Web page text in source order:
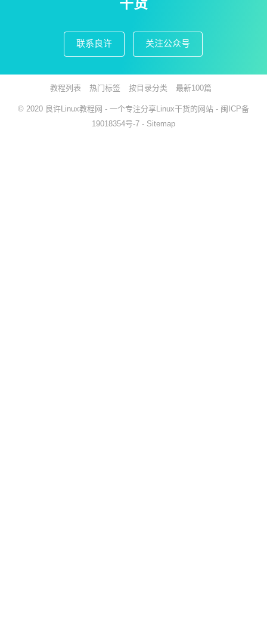
干货
联系良许 关注公众号
教程列表 热门标签 按目录分类 最新100篇
© 2020 良许Linux教程网 - 一个专注分享Linux干货的网站 - 闽ICP备
19018354号-7 - Sitemap